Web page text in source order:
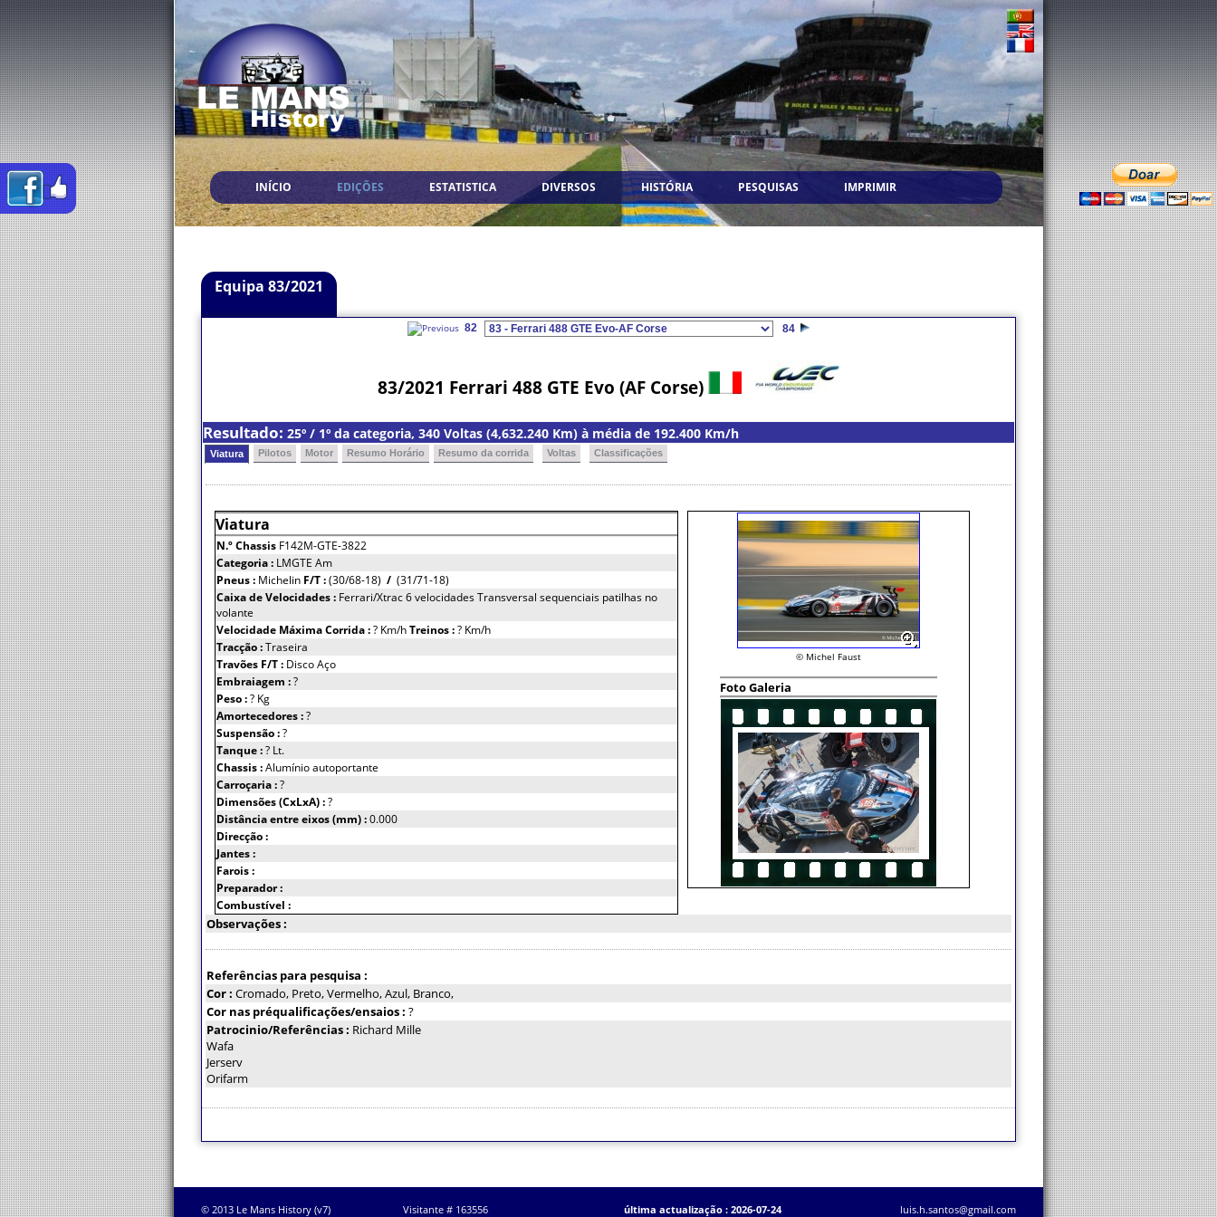
INÍCIO EDIÇÕES ESTATISTICA DIVERSOS HISTÓRIA PESQUISAS IMPRIMIR
Equipa 83/2021
82 84
83/2021 Ferrari 488 GTE Evo (AF Corse)
Resultado: 25º / 1º da categoria, 340 Voltas (4,632.240 Km) à média de 192.400 Km/h
Viatura Pilotos Motor Resumo Horário Resumo da corrida Voltas Classificações
Viatura
N.º Chassis F142M-GTE-3822
Categoria : LMGTE Am
Pneus : Michelin F/T :(30/68-18) / (31/71-18)
Caixa de Velocidades : Ferrari/Xtrac 6 velocidades Transversal sequenciais patilhas no
volante
Velocidade Máxima Corrida :? Km/hTreinos :? Km/h
Tracção :Traseira
Travões F/T : Disco Aço
Embraiagem :?
Peso :? Kg
Amortecedores :?
Suspensão :?
Tanque :? Lt.
Chassis :Alumínio autoportante
Carroçaria :?
Dimensões (CxLxA) :?
Distância entre eixos (mm) :0.000
Direcção :
Jantes :
Farois :
Preparador :
Combustível :
© Michel Faust
Foto Galeria
Observações :
Referências para pesquisa :
Cor : Cromado, Preto, Vermelho, Azul, Branco,
Cor nas préqualificações/ensaios : ?
Patrocinio/Referências : Richard Mille
Wafa
Jerserv
Orifarm
© 2013 Le Mans History (v7) Visitante # 163556 última actualização : 2026-07-24 luis.h.santos@gmail.com